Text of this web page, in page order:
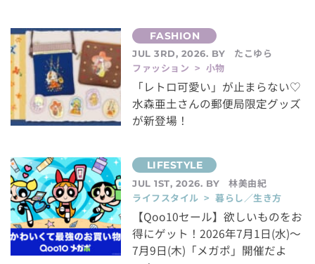
JUL 3RD, 2026. BY
たこゆら
ファッション > 小物
「レトロ可愛い」が止まらない♡
水森亜土さんの郵便局限定グッズ
が新登場！
JUL 1ST, 2026. BY
林美由紀
ライフスタイル > 暮らし／生き方
【Qoo10セール】欲しいものをお
得にゲット！2026年7月1日(水)～
7月9日(木)「メガポ」開催だよ